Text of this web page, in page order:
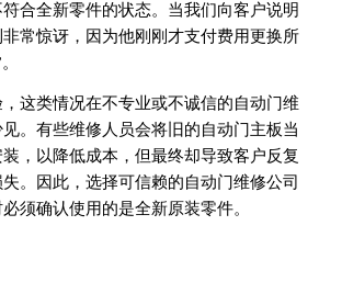
合全新零件的状态。当我们向客户说明
常惊讶，因为他刚刚才支付费用更换所
这类情况在不专业或不诚信的自动门维
。有些维修人员会将旧的自动门主板当
，以降低成本，但最终却导致客户反复
。因此，选择可信赖的自动门维修公司
须确认使用的是全新原装零件。